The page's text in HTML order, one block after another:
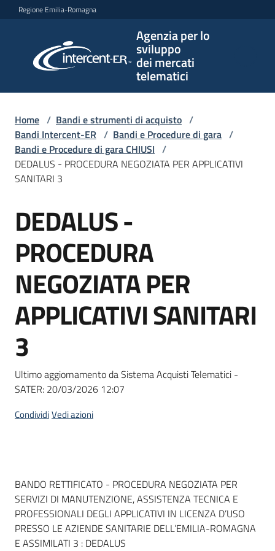
Vai al contenuto
Vai alla navigazione
Vai al footer
Regione Emilia-Romagna
Agenzia per lo
sviluppo
dei mercati
telematici
per lo
sviluppo
telematici
L'Agenzia
Bandi
strumenti
acquisto
Piattaforme
telematiche
English
site
Home / Bandi e strumenti di acquisto /
Bandi Intercent-ER / Bandi e Procedure di gara /
Bandi e Procedure di gara CHIUSI /
DEDALUS - PROCEDURA NEGOZIATA PER APPLICATIVI
SANITARI 3
Salta al contenuto
DEDALUS -
PROCEDURA
NEGOZIATA PER
APPLICATIVI SANITARI
3
Ultimo aggiornamento da Sistema Acquisti Telematici -
SATER: 20/03/2026 12:07
CondividiVedi azioni
Dati del bando
BANDO RETTIFICATO - PROCEDURA NEGOZIATA PER
SERVIZI DI MANUTENZIONE, ASSISTENZA TECNICA E
PROFESSIONALI DEGLI APPLICATIVI IN LICENZA D’USO
PRESSO LE AZIENDE SANITARIE DELL’EMILIA-ROMAGNA
E ASSIMILATI 3 : DEDALUS